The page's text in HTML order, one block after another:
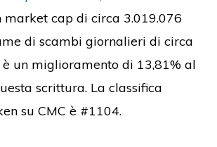
market cap di circa 3.019.076
di scambi giornalieri di circa
è un miglioramento di 13,81% al
scrittura. La classifica
su CMC è #1104.